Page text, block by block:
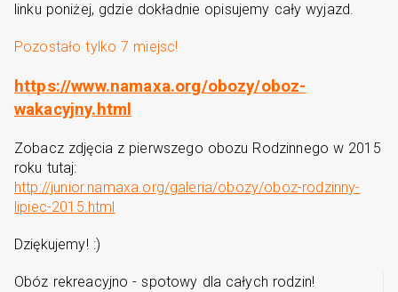
linku poniżej, gdzie dokładnie opisujemy cały wyjazd.
Pozostało tylko 7 miejsc!
https://www.namaxa.org/obozy/oboz-
wakacyjny.html
Zobacz zdjęcia z pierwszego obozu Rodzinnego w 2015
roku tutaj:
http://junior.namaxa.org/galeria/obozy/oboz-rodzinny-
lipiec-2015.html
Dziękujemy! :)
Obóz rekreacyjno - spotowy dla całych rodzin!